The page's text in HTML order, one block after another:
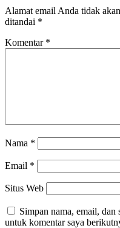
Alamat email Anda tidak
ditandai *
Komentar *
Nama *
Email *
Situs Web
Simpan nama, email, dan
untuk komentar saya